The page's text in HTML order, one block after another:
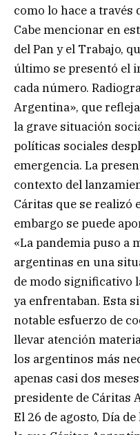
como lo hace a través
Cabe mencionar en
del Pan y el Trabajo,
último se presentó el
cada número.
Argentina», que
la grave situación
políticas sociales
emergencia. La
contexto del
Cáritas que se realizó
embargo se puede
«La pandemia puso a
argentinas en una
de modo significativo
ya enfrentaban. Esta
notable esfuerzo de
llevar atención
los argentinos más
apenas casi dos
presidente de Cáritas
El 26 de agosto, Día